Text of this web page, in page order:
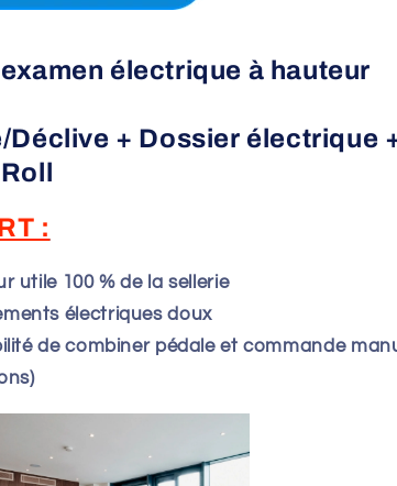
électrique à hauteur
Déclive + Dossier électrique
:
utile 100 % de la sellerie
électriques doux
de combiner pédale et commande